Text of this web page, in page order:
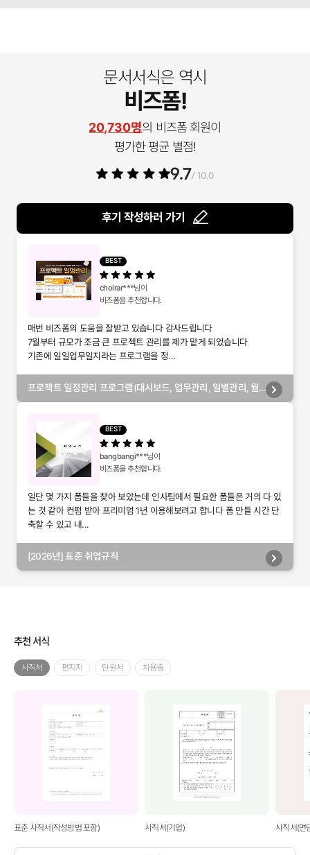
문서서식은 역시
비즈폼!
20,730명의 비즈폼 회원이
평가한 평균 별점!
9.7/ 10.0
후기 작성하러 가기
BEST
choirar***님이
비즈폼을 추천합니다.
매번 비즈폼의 도움을 잘받고 있습니다 감사드립니다
7월부터 규모가 조금 큰 프로젝트 관리를 제가 맡게 되었습니다
기존에 일일업무일지라는 프로그램을 정...
프로젝트 일정관리 프로그램(대시보드, 업무관리, 일별관리, 월
BEST
bangbangi***님이
비즈폼을 추천합니다.
일단 몇 가지 폼들을 찾아 보았는데 인사팀에서 필요한 폼들은 거의 다 있
는 것 같아 컨펌 받아 프리미엄 1년 이용해보려고 합니다 폼 만들 시간 단
축할 수 있고 내...
[2026년] 표준 취업규칙
추천 서식
사직서 편지지 탄원서 차용증
표준 사직서(작성방법 포함) 사직서(기업) 사직서(면